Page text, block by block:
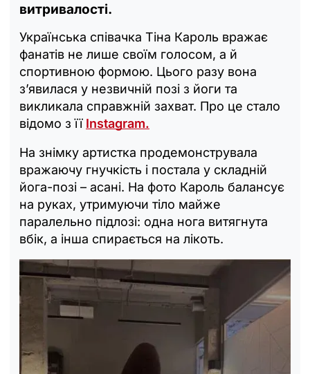
витривалості.
Українська співачка Тіна Кароль вражає
фанатів не лише своїм голосом, а й
спортивною формою. Цього разу вона
з’явилася у незвичній позі з йоги та
викликала справжній захват. Про це стало
відомо з її Instagram.
На знімку артистка продемонструвала
вражаючу гнучкість і постала у складній
йога-позі – асані. На фото Кароль балансує
на руках, утримуючи тіло майже
паралельно підлозі: одна нога витягнута
вбік, а інша спирається на лікоть.